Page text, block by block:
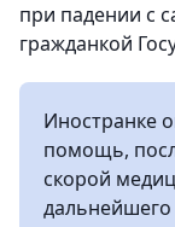
при падении с
гражданкой
Иностранке
помощь,
скорой